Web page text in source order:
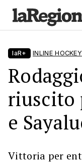
laR+ INLINE HOCKEY
riuscito
e
Vittoria per